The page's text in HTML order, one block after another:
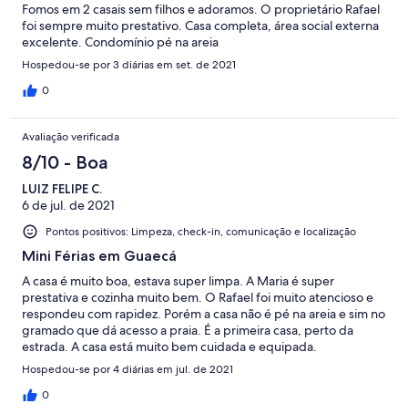
Fomos em 2 casais sem filhos e adoramos. O proprietário Rafael
foi sempre muito prestativo. Casa completa, área social externa
excelente. Condomínio pé na areia
Hospedou-se por 3 diárias em set. de 2021
0
Avaliação verificada
8/10 - Boa
LUIZ FELIPE C.
6 de jul. de 2021
Pontos positivos: Limpeza, check-in, comunicação e localização
Mini Férias em Guaecá
A casa é muito boa, estava super limpa. A Maria é super
prestativa e cozinha muito bem. O Rafael foi muito atencioso e
respondeu com rapidez. Porém a casa não é pé na areia e sim no
gramado que dá acesso a praia. É a primeira casa, perto da
estrada. A casa está muito bem cuidada e equipada.
Hospedou-se por 4 diárias em jul. de 2021
0